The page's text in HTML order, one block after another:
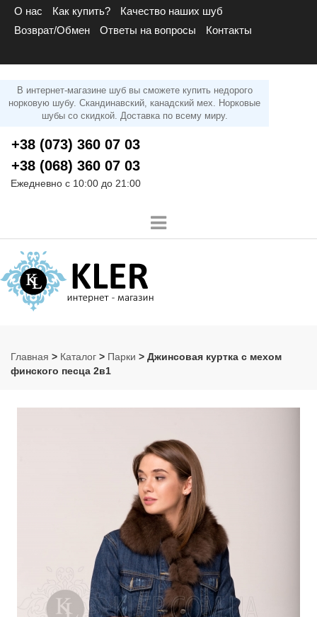
О нас Как купить?
Качество наших шуб
Возврат/Обмен
Ответы на вопросы Контакты
В интернет-магазине шуб вы сможете купить недорого
норковую шубу. Скандинавский, канадский мех. Норковые
шубы со скидкой. Доставка по всему миру.
+38 (073) 360 07 03
+38 (068) 360 07 03
Ежедневно с 10:00 до 21:00
Главная > Каталог > Парки > Джинсовая куртка с мехом
финского песца 2в1